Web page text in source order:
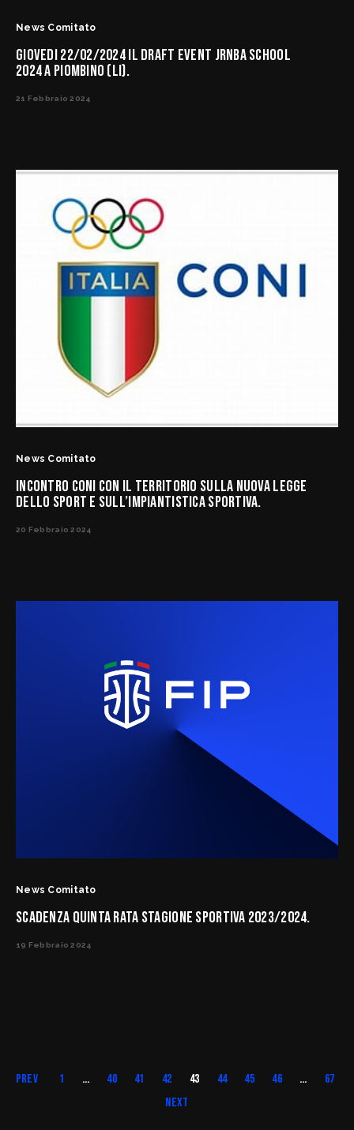
News Comitato
GIOVEDI 22/02/2024 IL DRAFT EVENT JRNBA SCHOOL
2024 A PIOMBINO (LI).
21 Febbraio 2024
News Comitato
INCONTRO CONI CON IL TERRITORIO SULLA NUOVA LEGGE
DELLO SPORT E SULL’IMPIANTISTICA SPORTIVA.
20 Febbraio 2024
News Comitato
SCADENZA QUINTA RATA STAGIONE SPORTIVA 2023/2024.
19 Febbraio 2024
Prev 1 … 40 41 42 43 44 45 46 …
67
Next